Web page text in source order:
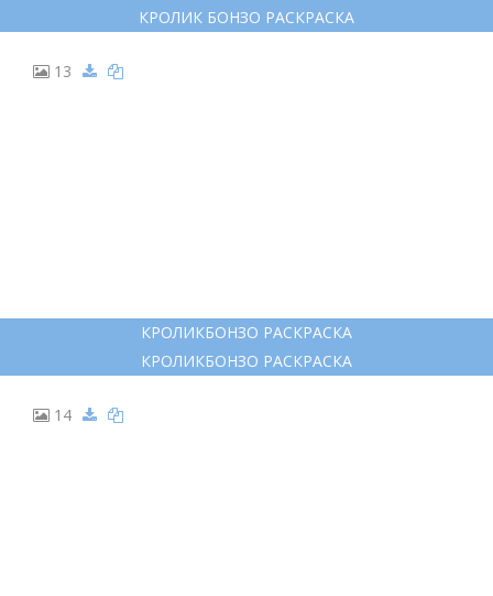
КРОЛИК БОНЗО РАСКРАСКА
13
КРОЛИКБОНЗО РАСКРАСКА
КРОЛИКБОНЗО РАСКРАСКА
14